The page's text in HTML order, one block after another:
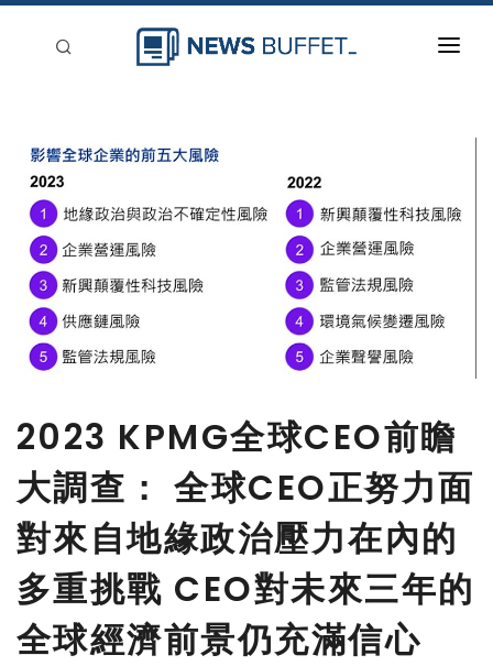
新聞稿分類
2023 KPMG全球CEO前瞻
大調查： 全球CEO正努力面
對來自地緣政治壓力在內的
多重挑戰 CEO對未來三年的
全球經濟前景仍充滿信心